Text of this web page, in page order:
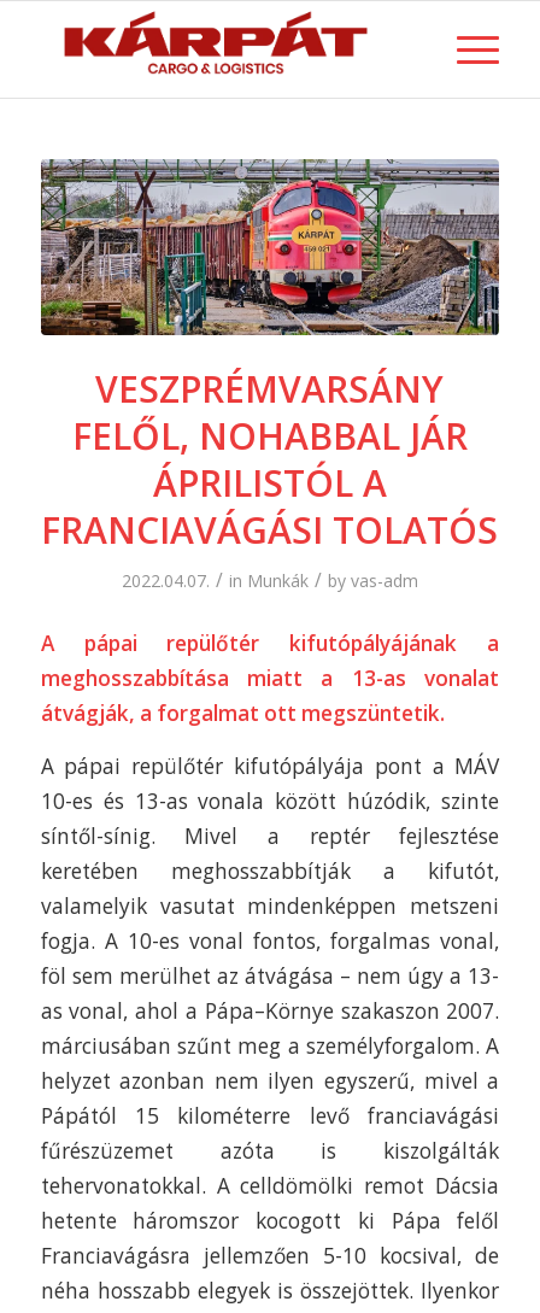
VESZPRÉMVARSÁNY
FELŐL, NOHABBAL JÁR
ÁPRILISTÓL A
FRANCIAVÁGÁSI TOLATÓS
2022.04.07. / in Munkák / by vas-adm
A pápai repülőtér kifutópályájának a
meghosszabbítása miatt a 13-as vonalat
átvágják, a forgalmat ott megszüntetik.
A pápai repülőtér kifutópályája pont a MÁV
10-es és 13-as vonala között húzódik, szinte
síntől-sínig. Mivel a reptér fejlesztése
keretében meghosszabbítják a kifutót,
valamelyik vasutat mindenképpen metszeni
fogja. A 10-es vonal fontos, forgalmas vonal,
föl sem merülhet az átvágása – nem úgy a 13-
as vonal, ahol a Pápa–Környe szakaszon 2007.
márciusában szűnt meg a személyforgalom. A
helyzet azonban nem ilyen egyszerű, mivel a
Pápától 15 kilométerre levő franciavágási
fűrészüzemet azóta is kiszolgálták
tehervonatokkal. A celldömölki remot Dácsia
hetente háromszor kocogott ki Pápa felől
Franciavágásra jellemzően 5-10 kocsival, de
néha hosszabb elegyek is összejöttek. Ilyenkor